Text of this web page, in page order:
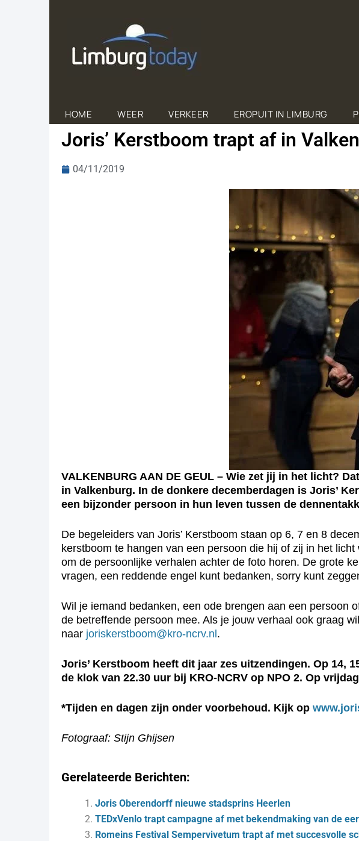
HOME WEER VERKEER EROPUIT IN LIMBURG
Joris’ Kerstboom trapt af in
04/11/2019
VALKENBURG AAN DE GEUL – Wie zet jij in het licht?
in Valkenburg. In de donkere decemberdagen is Joris’
een bijzonder persoon in hun leven tussen de
De begeleiders van Joris’ Kerstboom staan op 6, 7 en 8
kerstboom te hangen van een persoon die hij of zij in het
om de persoonlijke verhalen achter de foto horen. De grote
vragen, een reddende engel kunt bedanken, sorry kunt
Wil je iemand bedanken, een ode brengen aan een persoon
de betreffende persoon mee. Als je jouw verhaal ook graag
naar joriskerstboom@kro-ncrv.nl .
Joris’ Kerstboom heeft dit jaar zes uitzendingen. Op 14,
de klok van 22.30 uur bij KRO-NCRV op NPO 2. Op
*Tijden en dagen zijn onder voorbehoud. Kijk op
Fotograaf: Stijn Ghijsen
Gerelateerde Berichten:
Joris Oberendorff nieuwe stadsprins Heerlen
TEDxVenlo trapt campagne af met bekendmaking van de
Romeins Festival Sempervivetum trapt af met succesvolle